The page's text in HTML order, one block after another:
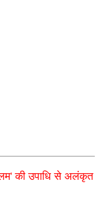
'की उपाधि से अलंकृत